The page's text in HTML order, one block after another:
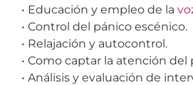
• Educación y empleo de la
• Control del pánico escénico.
• Relajación y autocontrol.
• Como captar la atención del
• Análisis y evaluación de